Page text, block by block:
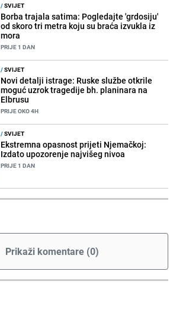
/SVIJET
Borba trajala satima: Pogledajte 'grdosiju'
od skoro tri metra koju su braća izvukla iz
mora
PRIJE 1 DAN
/SVIJET
Novi detalji istrage: Ruske službe otkrile
moguć uzrok tragedije bh. planinara na
Elbrusu
PRIJE OKO 4H
/SVIJET
Ekstremna opasnost prijeti Njemačkoj:
Izdato upozorenje najvišeg nivoa
PRIJE 1 DAN
Prikaži komentare (0)